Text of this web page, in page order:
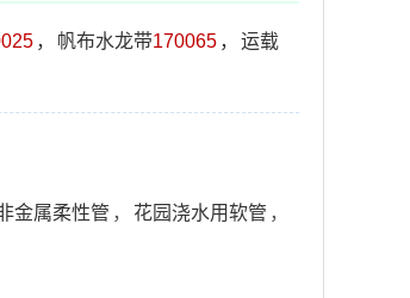
， 帆布水龙带170065 ，
运载
金属柔性管 ， 花园浇水用软管 ，